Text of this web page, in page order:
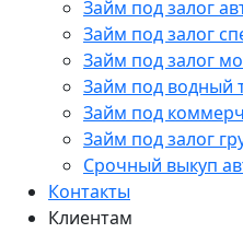
Займ под залог
Займ под залог
Займ под залог
Займ под водный
Займ под
Займ под залог
Срочный выкуп
Контакты
Клиентам